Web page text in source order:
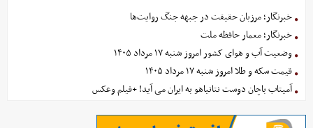
خبرنگار؛ مرزبان حقیقت در جبهه جنگ روایت‌ها
خبرنگار؛ معمار حافظه ملت
وضعیت آب و هوای کشور امروز شنبه ۱۷ مرداد ۱۴۰۵
قیمت سکه و طلا امروز شنبه ۱۷ مرداد ۱۴۰۵
آمیتاب باچان دوست نتانیاهو به ایران می آید! +فیلم وعکس